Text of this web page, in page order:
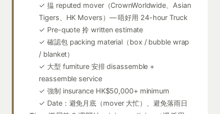
✓ 揾 reputed mover（CrownWorldwide、Asian
Tigers、HK Movers）— 唔好用 24-hour Truck
✓ Pre-quote 拎 written estimate
✓ 確認包 packing material（box / bubble wrap
/ blanket）
✓ 大型 furniture 安排 disassemble +
reassemble service
✓ 強制 insurance HK$50,000+ minimum
✓ Date：避免月底（mover 大忙）、避免落雨日